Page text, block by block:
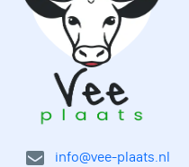
info@vee-plaats.nl